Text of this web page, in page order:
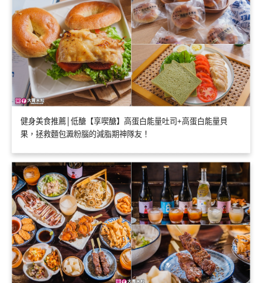
健身美食推薦│低醣【享喫醣】高蛋白能量吐司+高蛋白能量貝
果，拯救麵包澱粉腦的減脂期神隊友！